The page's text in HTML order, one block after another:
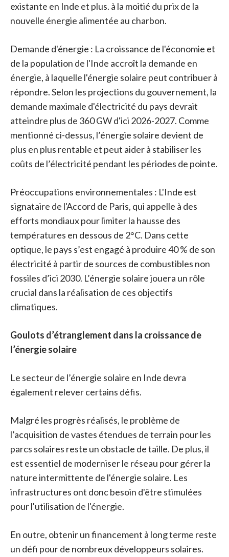
existante en Inde et plus. à la moitié du prix de la
nouvelle énergie alimentée au charbon.
Demande d'énergie : La croissance de l'économie et
de la population de l'Inde accroît la demande en
énergie, à laquelle l'énergie solaire peut contribuer à
répondre. Selon les projections du gouvernement, la
demande maximale d'électricité du pays devrait
atteindre plus de 360 ​​GW d'ici 2026-2027. Comme
mentionné ci-dessus, l’énergie solaire devient de
plus en plus rentable et peut aider à stabiliser les
coûts de l’électricité pendant les périodes de pointe.
Préoccupations environnementales : L'Inde est
signataire de l'Accord de Paris, qui appelle à des
efforts mondiaux pour limiter la hausse des
températures en dessous de 2°C. Dans cette
optique, le pays s’est engagé à produire 40 % de son
électricité à partir de sources de combustibles non
fossiles d’ici 2030. L’énergie solaire jouera un rôle
crucial dans la réalisation de ces objectifs
climatiques.
Goulots d’étranglement dans la croissance de
l’énergie solaire
Le secteur de l’énergie solaire en Inde devra
également relever certains défis.
Malgré les progrès réalisés, le problème de
l’acquisition de vastes étendues de terrain pour les
parcs solaires reste un obstacle de taille. De plus, il
est essentiel de moderniser le réseau pour gérer la
nature intermittente de l'énergie solaire. Les
infrastructures ont donc besoin d'être stimulées
pour l'utilisation de l'énergie.
En outre, obtenir un financement à long terme reste
un défi pour de nombreux développeurs solaires.